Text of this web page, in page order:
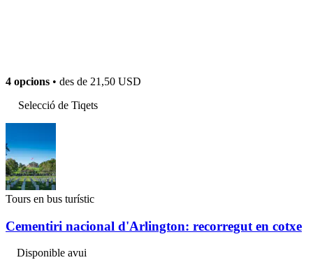
4 opcions • des de 21,50 USD
Selecció de Tiqets
Tours en bus turístic
Cementiri nacional d'Arlington: recorregut en cotxe
Disponible avui